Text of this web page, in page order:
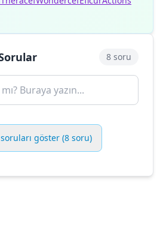
8 soru
göster (8 soru)